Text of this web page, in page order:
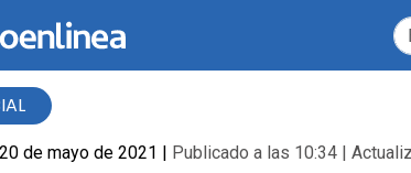
de mayo de 2021 | Publicado a las 10:34 |